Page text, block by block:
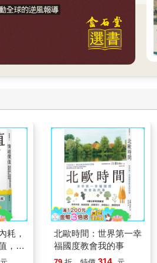
耗，
，跟
北歐時間：世界第一幸
福國度教會我的事